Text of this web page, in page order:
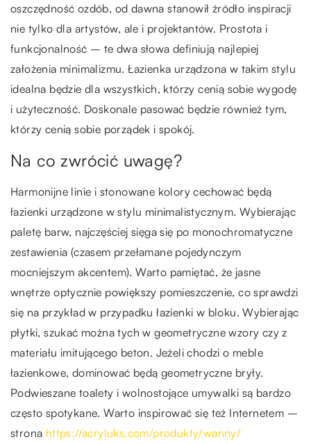
oszczędność ozdób, od dawna stanowił źródło inspiracji
nie tylko dla artystów, ale i projektantów. Prostota i
funkcjonalność – te dwa słowa definiują najlepiej
założenia minimalizmu. Łazienka urządzona w takim stylu
idealna będzie dla wszystkich, którzy cenią sobie wygodę
i użyteczność. Doskonale pasować będzie również tym,
którzy cenią sobie porządek i spokój.
Na co zwrócić uwagę?
Harmonijne linie i stonowane kolory cechować będą
łazienki urządzone w stylu minimalistycznym. Wybierając
paletę barw, najczęściej sięga się po monochromatyczne
zestawienia (czasem przełamane pojedynczym
mocniejszym akcentem). Warto pamiętać, że jasne
wnętrze optycznie powiększy pomieszczenie, co sprawdzi
się na przykład w przypadku łazienki w bloku. Wybierając
płytki, szukać można tych w geometryczne wzory czy z
materiału imitującego beton. Jeżeli chodzi o meble
łazienkowe, dominować będą geometryczne bryły.
Podwieszane toalety i wolnostojące umywalki są bardzo
często spotykane. Warto inspirować się też Internetem –
strona https://acryluks.com/produkty/wanny/